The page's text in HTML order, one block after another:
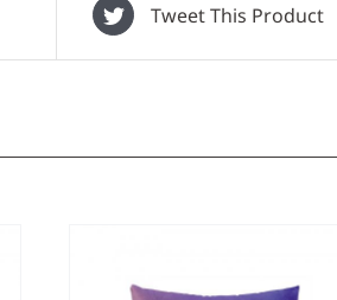
Tweet This Product